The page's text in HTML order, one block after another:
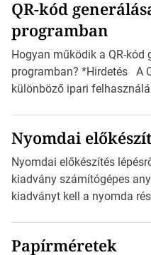
mutatja az A4-es
észak-amerikai boríték
vonatkozik. Boríték
QR-kód
programban
Hogyan működik a QR-kód
programban? *Hirdetés A
különböző ipari
okostelefonjára telepíthet
alkalmazást, ami leolvasni
információt és átirányítja a
weblapjára. A QR-kód
Nyomdai
Nyomdai előkészítés
kiadvány számítógépes
kiadványt kell a nyomda
Illustratorban készült
Papírméretek